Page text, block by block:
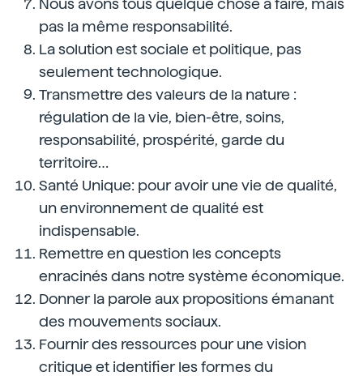
Nous avons tous quelque chose à faire, mais
pas la même responsabilité.
La solution est sociale et politique, pas
seulement technologique.
Transmettre des valeurs de la nature :
régulation de la vie, bien-être, soins,
responsabilité, prospérité, garde du
territoire…
Santé Unique: pour avoir une vie de qualité,
un environnement de qualité est
indispensable.
Remettre en question les concepts
enracinés dans notre système économique.
Donner la parole aux propositions émanant
des mouvements sociaux.
Fournir des ressources pour une vision
critique et identifier les formes du